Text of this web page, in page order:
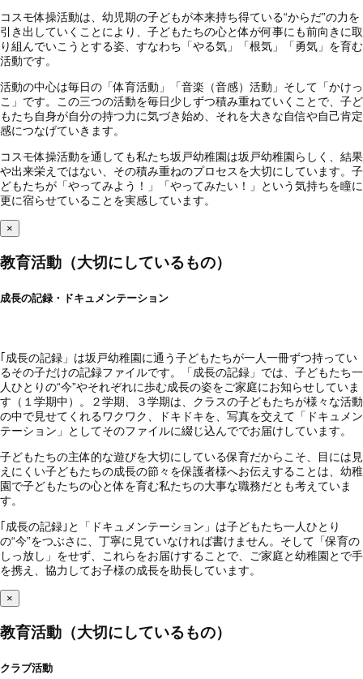
コスモ体操活動は、幼児期の子どもが本来持ち得ている“からだ”の力を
引き出していくことにより、子どもたちの心と体が何事にも前向きに取
り組んでいこうとする姿、すなわち「やる気」「根気」「勇気」を育む
活動です。
活動の中心は毎日の「体育活動」「音楽（音感）活動」そして「かけっ
こ」です。この三つの活動を毎日少しずつ積み重ねていくことで、子ど
もたち自身が自分の持つ力に気づき始め、それを大きな自信や自己肯定
感につなげていきます。
コスモ体操活動を通しても私たち坂戸幼稚園は坂戸幼稚園らしく、結果
や出来栄えではない、その積み重ねのプロセスを大切にしています。子
どもたちが「やってみよう！」「やってみたい！」という気持ちを瞳に
更に宿らせていることを実感しています。
×
教育活動（大切にしているもの）
成長の記録・ドキュメンテーション
｢成長の記録」は坂戸幼稚園に通う子どもたちが一人一冊ずつ持ってい
るその子だけの記録ファイルです。「成長の記録」では、子どもたち一
人ひとりの“今”やそれぞれに歩む成長の姿をご家庭にお知らせしていま
す（１学期中）。２学期、３学期は、クラスの子どもたちが様々な活動
の中で見せてくれるワクワク、ドキドキを、写真を交えて「ドキュメン
テーション」としてそのファイルに綴じ込んででお届けしています。
子どもたちの主体的な遊びを大切にしている保育だからこそ、目には見
えにくい子どもたちの成長の節々を保護者様へお伝えすることは、幼稚
園で子どもたちの心と体を育む私たちの大事な職務だとも考えていま
す。
｢成長の記録｣と「ドキュメンテーション」は子どもたち一人ひとり
の“今”をつぶさに、丁寧に見ていなければ書けません。そして「保育の
しっ放し」をせず、これらをお届けすることで、ご家庭と幼稚園とで手
を携え、協力してお子様の成長を助長しています。
×
教育活動（大切にしているもの）
クラブ活動